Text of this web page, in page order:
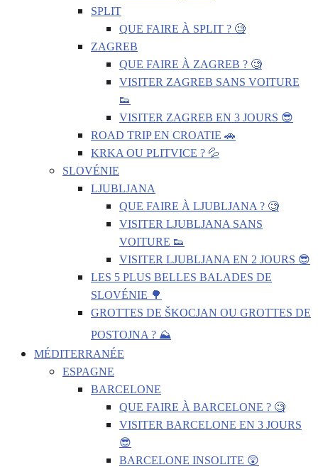
SPLIT
QUE FAIRE À SPLIT ? 🧐
ZAGREB
QUE FAIRE À ZAGREB ? 🧐
VISITER ZAGREB SANS VOITURE
👟
VISITER ZAGREB EN 3 JOURS 😎
ROAD TRIP EN CROATIE 🚗
KRKA OU PLITVICE ? 💦
SLOVÉNIE
LJUBLJANA
QUE FAIRE À LJUBLJANA ? 🧐
VISITER LJUBLJANA SANS
VOITURE 👟
VISITER LJUBLJANA EN 2 JOURS 😎
LES 5 PLUS BELLES BALADES DE
SLOVÉNIE 🌳
GROTTES DE ŠKOCJAN OU GROTTES DE
POSTOJNA ? ⛰️
MÉDITERRANÉE
ESPAGNE
BARCELONE
QUE FAIRE À BARCELONE ? 🧐
VISITER BARCELONE EN 3 JOURS
😎
BARCELONE INSOLITE 😲